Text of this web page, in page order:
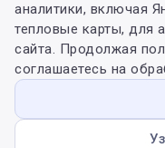
аналитики, включая
тепловые карты, для
сайта. Продолжая
соглашаетесь на